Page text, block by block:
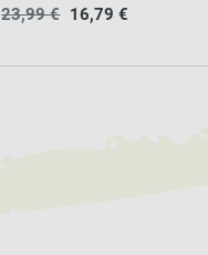
23,99 € 16,79 €